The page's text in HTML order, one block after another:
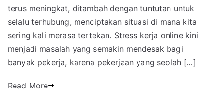
terus meningkat, ditambah dengan tuntutan untuk
selalu terhubung, menciptakan situasi di mana kita
sering kali merasa tertekan. Stress kerja online kini
menjadi masalah yang semakin mendesak bagi
banyak pekerja, karena pekerjaan yang seolah […]
Read More